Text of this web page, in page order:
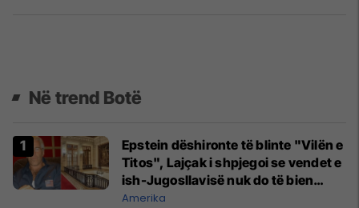
Në trend Botë
Epstein dëshironte të blinte "Vilën e
Titos", Lajçak i shpjegoi se vendet e
ish-Jugosllavisë nuk do të bien
kurrë dakord
Amerika